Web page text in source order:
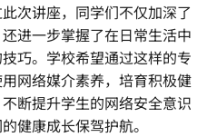
次讲座，同学们不仅加深了
进一步掌握了在日常生活中
巧。学校希望通过这样的专
网络媒介素养，培育积极健
断提升学生的网络安全意识
健康成长保驾护航。